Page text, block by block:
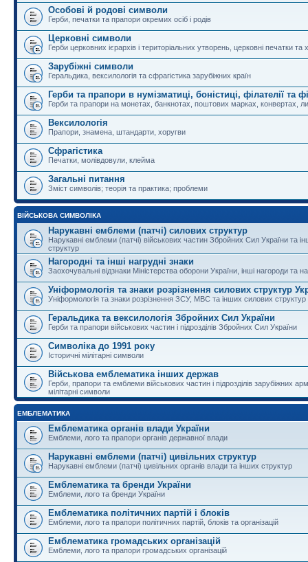
Особові й родові символи
Герби, печатки та прапори окремих осіб і родів
Церковні символи
Герби церковних ієрархів і територіальних утворень, церковні печатки та
Зарубіжні символи
Геральдика, вексилологія та сфрагістика зарубіжних країн
Герби та прапори в нумізматиці, боністиці, філателії та
Герби та прапори на монетах, банкнотах, поштових марках, конвертах,
Вексилологія
Прапори, знамена, штандарти, хоругви
Сфрагістика
Печатки, молівдовули, клейма
Загальні питання
Зміст символів; теорія та практика; проблеми
ВІЙСЬКОВА СИМВОЛІКА
Нарукавні емблеми (патчі) силових структур
Нарукавні емблеми (патчі) військових частин Збройних Сил України та
структур
Нагородні та інші нагрудні знаки
Заохочувальні відзнаки Міністерства оборони України, інші нагороди та
Уніформологія та знаки розрізнення силових структур
Уніформологія та знаки розрізнення ЗСУ, МВС та інших силових структур
Геральдика та вексилологія Збройних Сил України
Герби та прапори військових частин і підрозділів Збройних Сил України
Символіка до 1991 року
Історичні мілітарні символи
Військова емблематика інших держав
Герби, прапори та емблеми військових частин і підрозділів зарубіжних
мілітарні символи
ЕМБЛЕМАТИКА
Емблематика органів влади України
Емблеми, лого та прапори органів державної влади
Нарукавні емблеми (патчі) цивільних структур
Нарукавні емблеми (патчі) цивільних органів влади та інших структур
Емблематика та бренди України
Емблеми, лого та бренди України
Емблематика політичних партій і блоків
Емблеми, лого та прапори політичних партій, блоків та організацій
Емблематика громадських організацій
Емблеми, лого та прапори громадських організацій